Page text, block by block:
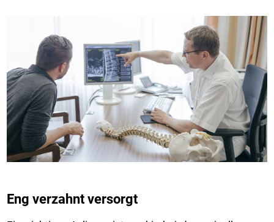
Eng verzahnt versorgt